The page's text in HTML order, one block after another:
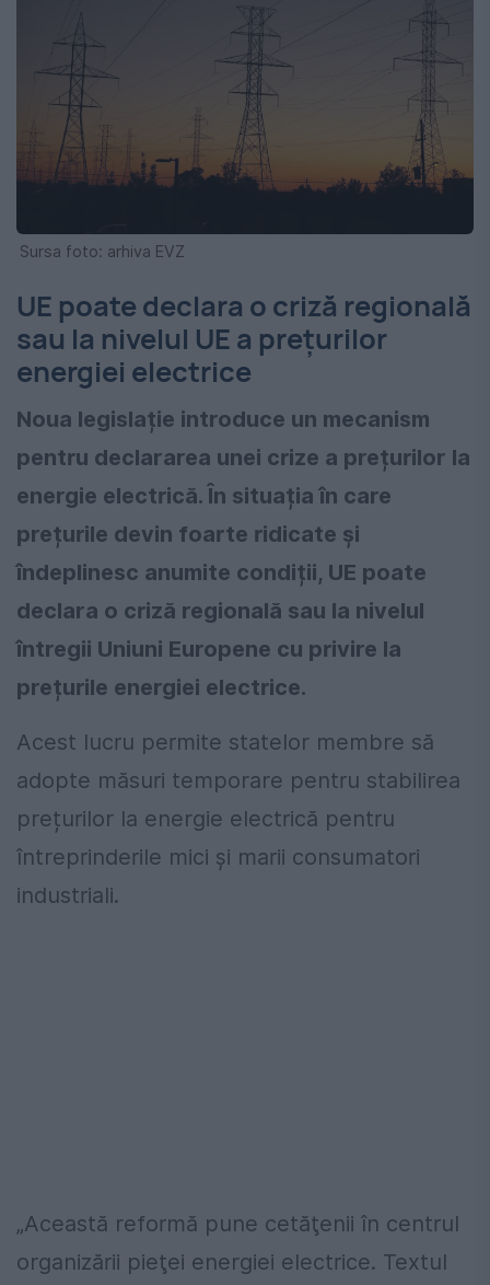
Sursa foto: arhiva EVZ
UE poate declara o criză regională
sau la nivelul UE a preţurilor
energiei electrice
Noua legislație introduce un mecanism
pentru declararea unei crize a prețurilor la
energie electrică. În situația în care
prețurile devin foarte ridicate și
îndeplinesc anumite condiții, UE poate
declara o criză regională sau la nivelul
întregii Uniuni Europene cu privire la
prețurile energiei electrice.
Acest lucru permite statelor membre să
adopte măsuri temporare pentru stabilirea
prețurilor la energie electrică pentru
întreprinderile mici și marii consumatori
industriali.
„Această reformă pune cetăţenii în centrul
organizării pieţei energiei electrice. Textul